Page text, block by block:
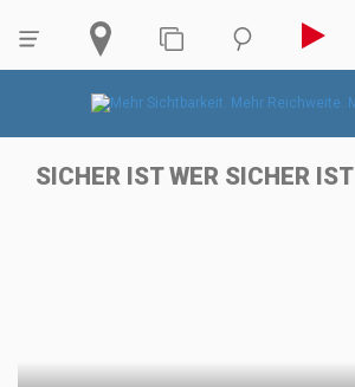
SICHER IST WER SICHER IST